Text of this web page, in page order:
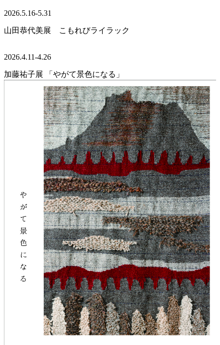
2026.5.16-5.31
山田恭代美展 こもれびライラック
2026.4.11-4.26
加藤祐子展 「やがて景色になる」